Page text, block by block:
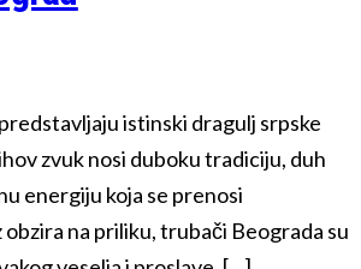
istinski dragulj srpske
zvuk nosi duboku tradiciju, duh
energiju koja se prenosi
obzira na priliku, trubači Beograda su